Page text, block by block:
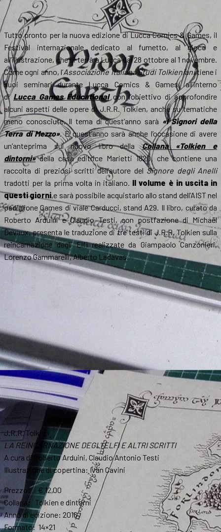
Tutto pronto per la nuova edizione di Lucca Comics & Games, il
Festival internazionale dedicato al fumetto, al gioco e
all’illustrazione, che si terrà a Lucca dal 28 ottobre al 1 novembre.
Come ogni anno, l’Associazione Italiana Studi Tolkienianitiene i
suoi seminari durante Lucca Comics & Games, all’interno
di Lucca Games Educationalcon l’obiettivo di approfondire
alcuni aspetti delle opere di J.R.R. Tolkien, anche su tematiche
meno conosciute. Il tema di quest’anno sarà «I Signori della
Terra di Mezzo». E quest’anno sarà anche l’occasione di avere
un’anteprima sul nuovo libro dellaCollana «Tolkien e
dintorni»della casa editrice Marietti 1820, che contiene una
raccolta di preziosi scritti dell’autore del Signore degli Anelli
tradotti per la prima volta in italiano. Il volume è in uscita in
questi giorni,e sarà possibile acquistarlo allo stand dell’AIST nel
padiglione Games di viale Carducci, stand A29. Il libro, curato da
Roberto Arduini e Claudio Testi, con postfazione di Michaël
Devaux, presenta le traduzione di tre testi di J.R.R. Tolkien sulla
reincarnazione degli Elfi realizzate da Giampaolo Canzonieri,
Lorenzo Gammarelli, Alberto Ladavas.
J.R.R. Tolkien
LA REINCARNAZIONE DEGLI ELFIE ALTRI SCRITTI
A cura di Roberto Arduini, Claudio Antonio Testi
Illustrazione di copertina: Ivan Cavini
Prezzo: € 12,00
Collana: Tolkien e dintorni
Anno di edizione: 2016
Formato: 14×21